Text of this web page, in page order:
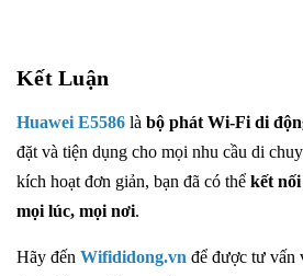
Kết Luận
Huawei E5586 là bộ phát Wi-Fi di
đặt và tiện dụng cho mọi nhu cầu di
kích hoạt đơn giản, bạn đã có thể kết
mọi lúc, mọi nơi.
Hãy đến Wifididong.vn để được tư vấn